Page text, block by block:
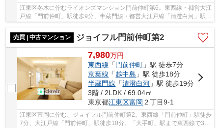
江東区冬木に佇むライオンズマンション門前仲町第6。東西線・都営大江
戸線「門前仲町」駅徒歩9分、半蔵門線・都営大江戸線「清澄白河」駅徒
売買 | 中古マンション
ジョイフル門前仲町第2
7,980万円
東西線 「 門前仲町 」駅 徒歩7分
京葉線 「越中島 」駅 徒歩18分
半蔵門線 「清澄白河 」駅 徒歩19分
3階 / 2LDK / 69.04㎡
東京都江東区富岡 ２丁目9-1
江東区富岡に佇む、ジョイフル門前仲町第2。東西線「門前仲町」駅徒歩
7分、大江戸線「門前仲町」駅徒歩10分。「大手町」駅まで東西線で3